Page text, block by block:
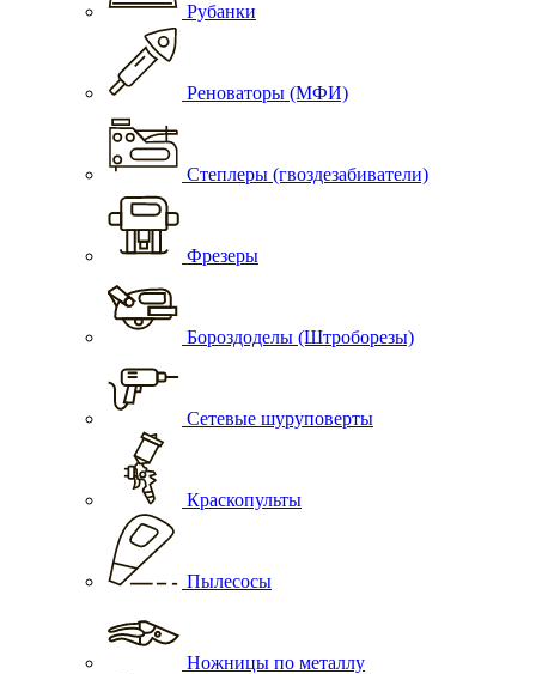
Рубанки
Реноваторы (МФИ)
Степлеры (гвоздезабиватели)
Фрезеры
Бороздоделы (Штроборезы)
Сетевые шуруповерты
Краскопульты
Пылесосы
Ножницы по металлу